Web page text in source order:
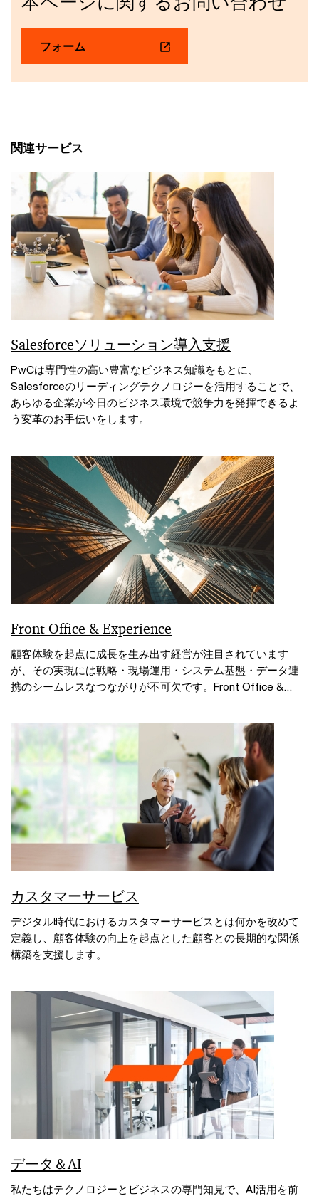
フォーム
関連サービス
Salesforceソリューション導入支援
PwCは専門性の高い豊富なビジネス知識をもとに、
Salesforceのリーディングテクノロジーを活用することで、
あらゆる企業が今日のビジネス環境で競争力を発揮できるよ
う変革のお手伝いをします。
Front Office & Experience
顧客体験を起点に成長を生み出す経営が注目されています
が、その実現には戦略・現場運用・システム基盤・データ連
携のシームレスなつながりが不可欠です。Front Office &...
カスタマーサービス
デジタル時代におけるカスタマーサービスとは何かを改めて
定義し、顧客体験の向上を起点とした顧客との長期的な関係
構築を支援します。
データ＆AI
私たちはテクノロジーとビジネスの専門知見で、AI活用を前